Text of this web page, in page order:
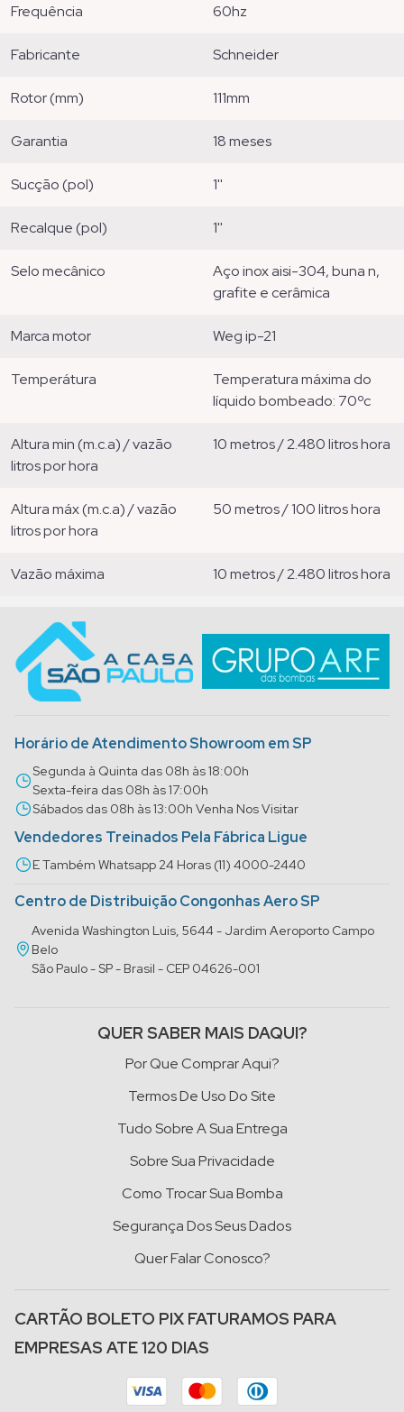
frequência 60hz
fabricante schneider
rotor (mm) 111mm
garantia 18 meses
sucção (pol) 1''
recalque (pol) 1''
selo mecânico
aço inox aisi-304, buna n,
grafite e cerâmica
marca motor weg ip-21
temperátura
temperatura máxima do
líquido bombeado: 70ºc
altura min (m.c.a) / vazão
litros por hora
10 metros / 2.480 litros hora
altura máx (m.c.a) / vazão
litros por hora
50 metros / 100 litros hora
vazão máxima 10 metros / 2.480 litros hora
Horário de Atendimento Showroom em SP
Segunda à Quinta das 08h às 18:00h
Sexta-feira das 08h às 17:00h
Sábados das 08h às 13:00h Venha Nos Visitar
Vendedores Treinados Pela Fábrica Ligue
E Também Whatsapp 24 Horas (11) 4000-2440
Centro de Distribuição Congonhas Aero SP
Avenida Washington Luis, 5644 - Jardim Aeroporto Campo
Belo
São Paulo - SP - Brasil - CEP 04626-001
QUER SABER MAIS DAQUI?
Por Que Comprar Aqui?
Termos De Uso Do Site
Tudo Sobre A Sua Entrega
Sobre Sua Privacidade
Como Trocar Sua Bomba
Segurança Dos Seus Dados
Quer Falar Conosco?
CARTÃO BOLETO PIX FATURAMOS PARA
EMPRESAS ATE 120 DIAS